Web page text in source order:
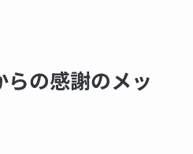
の感謝のメッ